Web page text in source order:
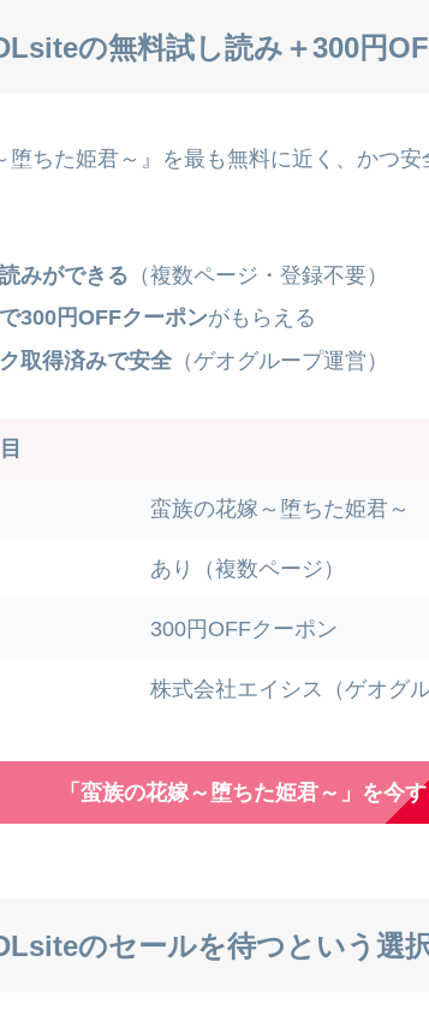
の無料試し読み＋300円
堕ちた姫君～』を最も無料に近く、かつ
みができる （複数ページ・登録不要）
300円OFFクーポンがもらえる
取得済みで安全（ゲオグループ運営）
蛮族の花嫁～堕ちた姫君～
あり（複数ページ）
300円OFFクーポン
株式会社エイシス（ゲオグル
「蛮族の花嫁～堕ちた姫君～」を今
のセールを待つという選